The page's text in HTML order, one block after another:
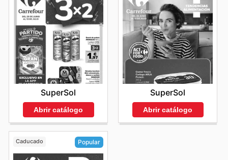
SuperSol
Abrir catálogo
SuperSol
Abrir catálogo
Caducado Popular